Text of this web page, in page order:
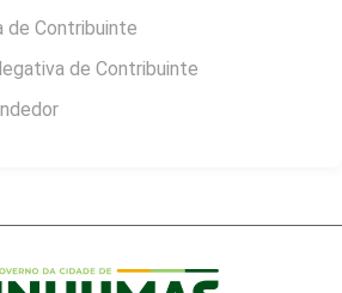
de Contribuinte
de Contribuinte